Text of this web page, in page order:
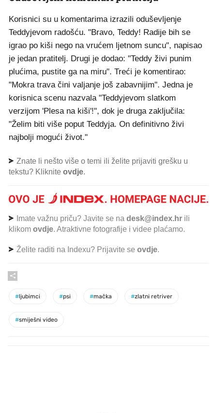
Korisnici su u komentarima izrazili oduševljenje
Teddyjevom radošću. "Bravo, Teddy! Radije bih se
igrao po kiši nego na vrućem ljetnom suncu", napisao
je jedan pratitelj. Drugi je dodao: "Teddy živi punim
plućima, pustite ga na miru". Treći je komentirao:
"Mokra trava čini valjanje još zabavnijim". Jedna je
korisnica scenu nazvala "Teddyjevom slatkom
verzijom 'Plesa na kiši'!", dok je druga zaključila:
"Želim biti više poput Teddyja. On definitivno živi
najbolji mogući život."
Znate li nešto više o temi ili želite prijaviti grešku u
tekstu? Kliknite ovdje.
Imate važnu priču? Javite se na desk@index.hr ili
klikom ovdje. Atraktivne fotografije i videe plaćamo.
Želite raditi na Indexu? Prijavite se ovdje.
#ljubimci #psi #mačka #zlatni retriver
#smiješni video